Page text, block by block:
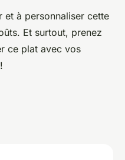
et à personnaliser cette
Et surtout, prenez
ce plat avec vos